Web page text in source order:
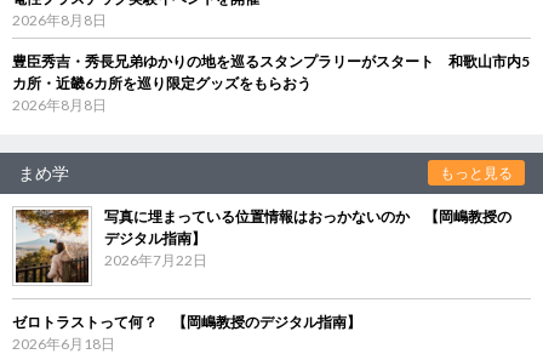
2026年8月8日
豊臣秀吉・秀長兄弟ゆかりの地を巡るスタンプラリーがスタート 和歌山市内5
カ所・近畿6カ所を巡り限定グッズをもらおう
2026年8月8日
まめ学 もっと見る
写真に埋まっている位置情報はおっかないのか 【岡嶋教授の
デジタル指南】
2026年7月22日
ゼロトラストって何？ 【岡嶋教授のデジタル指南】
2026年6月18日